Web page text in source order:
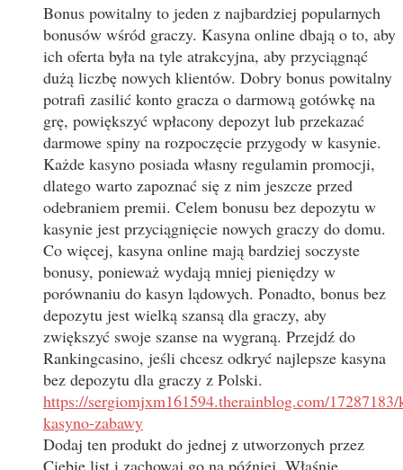
Bonus powitalny to jeden z najbardziej popularnych
bonusów wśród graczy. Kasyna online dbają o to, aby
ich oferta była na tyle atrakcyjna, aby przyciągnąć
dużą liczbę nowych klientów. Dobry bonus powitalny
potrafi zasilić konto gracza o darmową gotówkę na
grę, powiększyć wpłacony depozyt lub przekazać
darmowe spiny na rozpoczęcie przygody w kasynie.
Każde kasyno posiada własny regulamin promocji,
dlatego warto zapoznać się z nim jeszcze przed
odebraniem premii. Celem bonusu bez depozytu w
kasynie jest przyciągnięcie nowych graczy do domu.
Co więcej, kasyna online mają bardziej soczyste
bonusy, ponieważ wydają mniej pieniędzy w
porównaniu do kasyn lądowych. Ponadto, bonus bez
depozytu jest wielką szansą dla graczy, aby
zwiększyć swoje szanse na wygraną. Przejdź do
Rankingcasino, jeśli chcesz odkryć najlepsze kasyna
bez depozytu dla graczy z Polski.
https://sergiomjxm161594.therainblog.com/
kasyno-zabawy
Dodaj ten produkt do jednej z utworzonych przez
Ciebie list i zachowaj go na później. Właśnie